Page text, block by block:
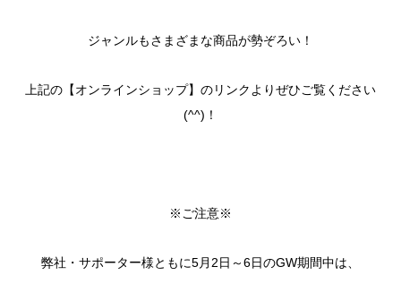
ジャンルもさまざまな商品が勢ぞろい！
上記の【オンラインショップ】のリンクよりぜひご覧ください
(^^)！
※ご注意※
弊社・サポーター様ともに5月2日～6日のGW期間中は、